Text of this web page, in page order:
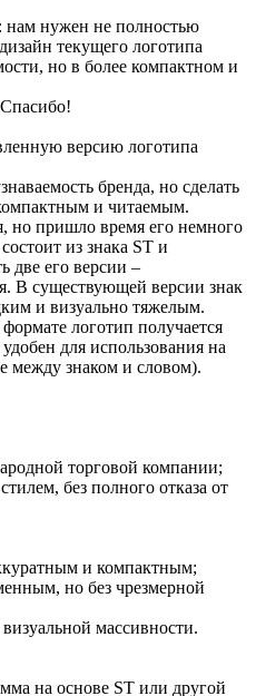
нам нужен не полностью
текущего логотипа
но в более компактном и
версию логотипа
бренда, но сделать
и читаемым.
но пришло время его немного
из знака ST и
две его версии –
В существующей версии знак
и визуально тяжелым.
логотип получается
для использования на
между знаком и словом).
торговой компании;
без полного отказа от
и компактным;
но без чрезмерной
массивности.
на основе ST или другой